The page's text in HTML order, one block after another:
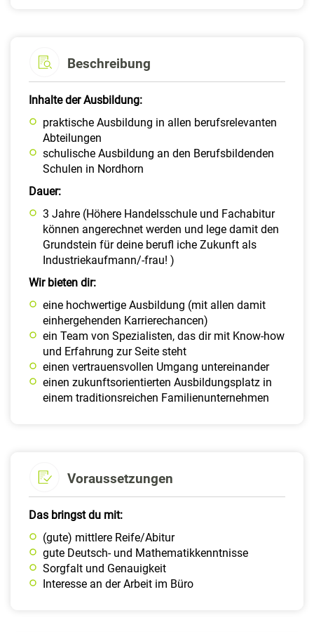
Beschreibung
Inhalte der Ausbildung:
praktische Ausbildung in allen berufsrelevanten
Abteilungen
schulische Ausbildung an den Berufsbildenden
Schulen in Nordhorn
Dauer:
3 Jahre (Höhere Handelsschule und Fachabitur
können angerechnet werden und lege damit den
Grundstein für deine berufl iche Zukunft als
Industriekaufmann/-frau! )
Wir bieten dir:
eine hochwertige Ausbildung (mit allen damit
einhergehenden Karrierechancen)
ein Team von Spezialisten, das dir mit Know-how
und Erfahrung zur Seite steht
einen vertrauensvollen Umgang untereinander
einen zukunftsorientierten Ausbildungsplatz in
einem traditionsreichen Familienunternehmen
Voraussetzungen
Das bringst du mit:
(gute) mittlere Reife/Abitur
gute Deutsch- und Mathematikkenntnisse
Sorgfalt und Genauigkeit
Interesse an der Arbeit im Büro